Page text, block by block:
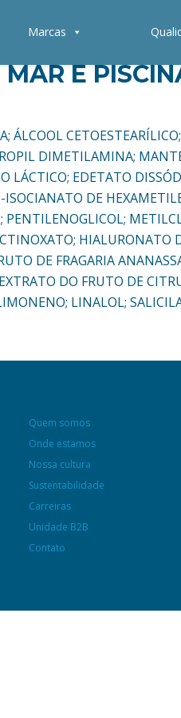
Marcas
E
DIMETILAMINA;
LÁCTICO; EDETATO
DE
PENTILENOGLICOL;
HIALURONATO
DE FRAGARIA
DO FRUTO DE
LINALOL;
Quem somos
Onde estamos
Nossa cultura
Sustentabilidade
Carreiras
Unidade B2B
Contato